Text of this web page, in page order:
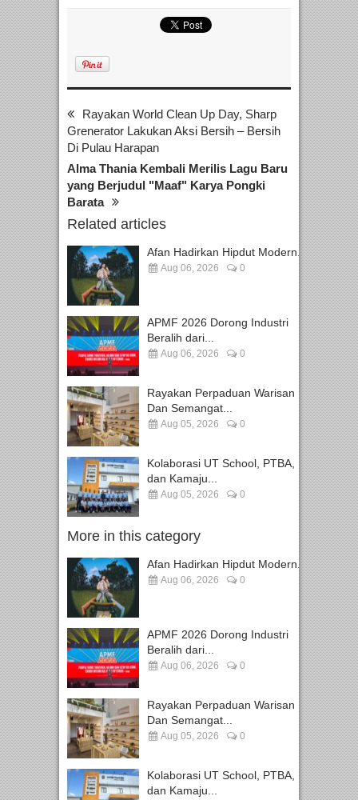
Rayakan World Clean Up Day, Sharp
Grenerator Lakukan Aksi Bersih – Bersih
Di Pulau Harapan
Alma Thania Kembali Merilis Lagu Baru
yang Berjudul "Maaf" Karya Pongki
Barata
Related articles
Afan Hadirkan Hipdut Modern...
Aug 06, 2026 0
APMF 2026 Dorong Industri
Beralih dari...
Aug 06, 2026 0
Rayakan Perpaduan Warisan
Dan Semangat...
Aug 05, 2026 0
Kolaborasi UT School, PTBA,
dan Kamaju...
Aug 05, 2026 0
More in this category
Afan Hadirkan Hipdut Modern...
Aug 06, 2026 0
APMF 2026 Dorong Industri
Beralih dari...
Aug 06, 2026 0
Rayakan Perpaduan Warisan
Dan Semangat...
Aug 05, 2026 0
Kolaborasi UT School, PTBA,
dan Kamaju...